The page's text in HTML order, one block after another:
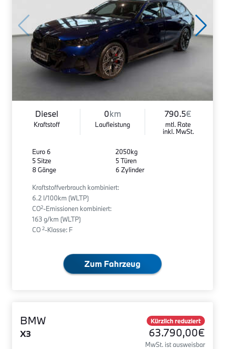
Diesel
Kraftstoff
0km
Laufleistung
790.5€
mtl. Rate
inkl. MwSt.
Euro 6
5 Sitze
8 Gänge
2050kg
5 Türen
6 Zylinder
Kraftstoffverbrauch kombiniert:
6.2 l/100km (WLTP)
CO2-Emissionen kombiniert:
163 g/km (WLTP)
CO 2-Klasse: F
Zum Fahrzeug
BMW
X3
Kürzlich reduziert
63.790,00€
MwSt. ist ausweisbar